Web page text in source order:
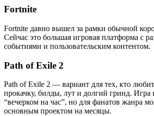
Fortnite
Fortnite давно вышел за рамки обычной
Сейчас это большая игровая платформа с
событиями и пользовательским контентом.
Path of Exile 2
Path of Exile 2 — вариант для тех, кто
прокачку, билды, лут и долгий гринд. Игра
“вечерком на час”, но для фанатов жанра
основным проектом на месяцы.